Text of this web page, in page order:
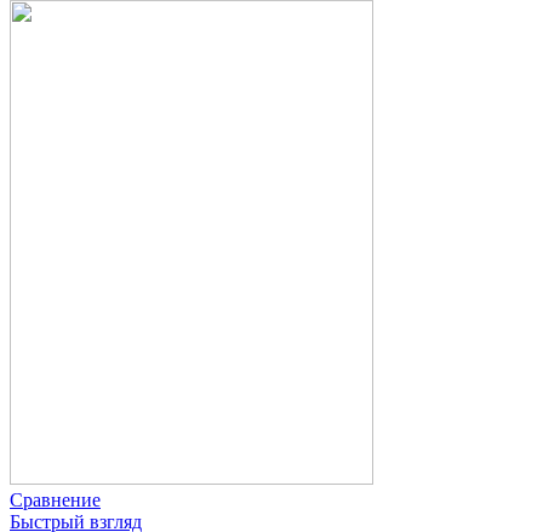
Сравнение
Быстрый взгляд